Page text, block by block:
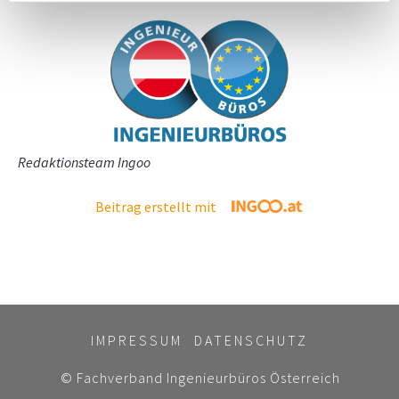
Redaktionsteam Ingoo
Beitrag erstellt mit
IMPRESSUM DATENSCHUTZ
© Fachverband Ingenieurbüros Österreich